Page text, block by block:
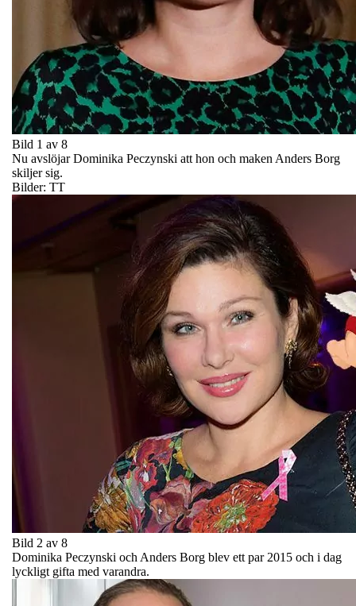
Bild 1 av 8
Nu avslöjar Dominika Peczynski att hon och maken Anders Borg
skiljer sig.
Bilder: TT
Bild 2 av 8
Dominika Peczynski och Anders Borg blev ett par 2015 och i dag
lyckligt gifta med varandra.